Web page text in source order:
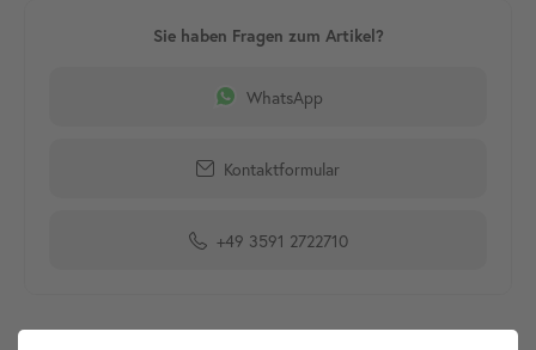
WhatsApp
Kontaktformular
+49 3591 2722710